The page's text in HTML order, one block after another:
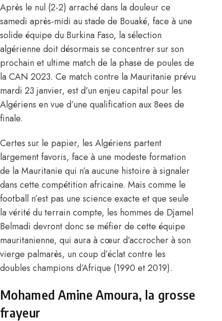
Après le nul (2-2) arraché dans la douleur ce
samedi après-midi au stade de Bouaké, face à une
solide équipe du Burkina Faso, la sélection
algérienne doit désormais se concentrer sur son
prochain et ultime match de la phase de poules de
la CAN 2023. Ce match contre la Mauritanie prévu
mardi 23 janvier, est d’un enjeu capital pour les
Algériens en vue d’une qualification aux 8ees de
finale.
Certes sur le papier, les Algériens partent
largement favoris, face à une modeste formation
de la Mauritanie qui n’a aucune histoire à signaler
dans cette compétition africaine. Mais comme le
football n’est pas une science exacte et que seule
la vérité du terrain compte, les hommes de Djamel
Belmadi devront donc se méfier de cette équipe
mauritanienne, qui aura à cœur d’accrocher à son
vierge palmarès, un coup d’éclat contre les
doubles champions d’Afrique (1990 et 2019).
Mohamed Amine Amoura, la grosse
frayeur